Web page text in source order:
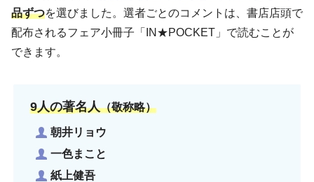
品ずつを選びました。選者ごとのコメントは、書店店頭で
配布されるフェア小冊子「IN★POCKET」で読むことが
できます。
9人の著名人（敬称略）
朝井リョウ
一色まこと
紙上健吾